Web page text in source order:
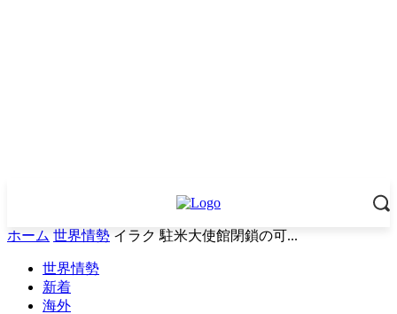
ホーム 世界情勢 イラク 駐米大使館閉鎖の可...
世界情勢
新着
海外